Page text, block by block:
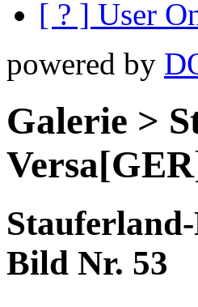
[ ? ] User
powered by
Galerie >
Bild Nr. 53